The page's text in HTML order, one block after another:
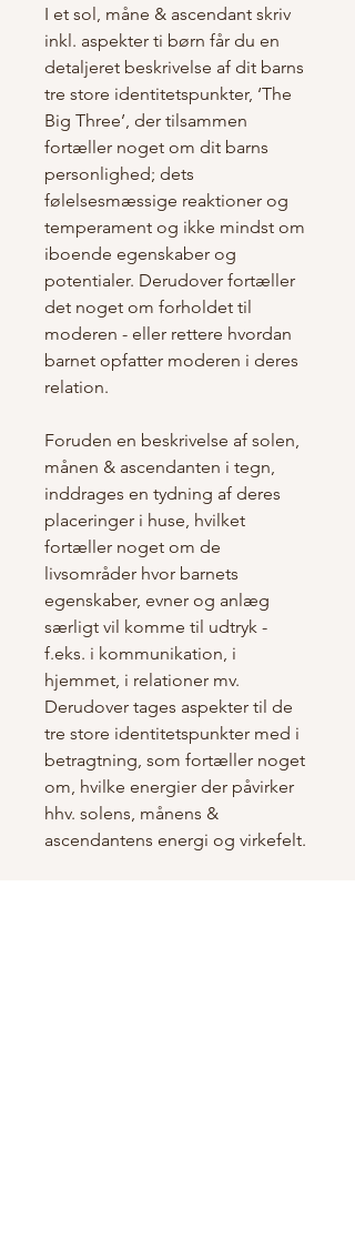
I et sol, måne & ascendant skriv
inkl. aspekter ti børn får du en
detaljeret beskrivelse af dit barns
tre store identitetspunkter, ‘The
Big Three’, der tilsammen
fortæller noget om dit barns
personlighed; dets
følelsesmæssige reaktioner og
temperament og ikke mindst om
iboende egenskaber og
potentialer. Derudover fortæller
det noget om forholdet til
moderen - eller rettere hvordan
barnet opfatter moderen i deres
relation.
Foruden en beskrivelse af solen,
månen & ascendanten i tegn,
inddrages en tydning af deres
placeringer i huse, hvilket
fortæller noget om de
livsområder hvor barnets
egenskaber, evner og anlæg
særligt vil komme til udtryk -
f.eks. i kommunikation, i
hjemmet, i relationer mv.
Derudover tages aspekter til de
tre store identitetspunkter med i
betragtning, som fortæller noget
om, hvilke energier der påvirker
hhv. solens, månens &
ascendantens energi og virkefelt.